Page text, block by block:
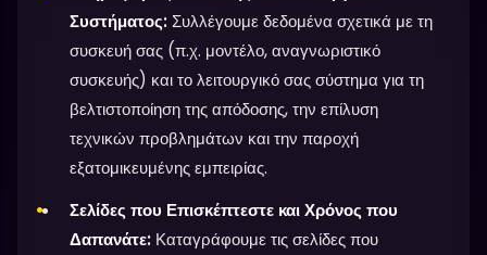
Συστήματος:Συλλέγουμε δεδομένα σχετικά με τη
συσκευή σας (π.χ. μοντέλο, αναγνωριστικό
συσκευής) και το λειτουργικό σας σύστημα για τη
βελτιστοποίηση της απόδοσης, την επίλυση
τεχνικών προβλημάτων και την παροχή
εξατομικευμένης εμπειρίας.
Σελίδες που Επισκέπτεστε και Χρόνος που
Δαπανάτε: Καταγράφουμε τις σελίδες που